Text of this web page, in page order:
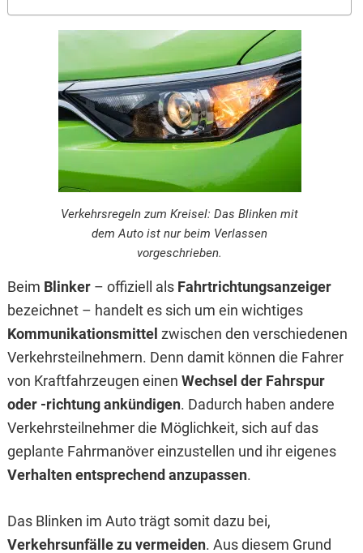
Verkehrsregeln zum Kreisel: Das Blinken mit
dem Auto ist nur beim Verlassen
vorgeschrieben.
Beim Blinker– offiziell als Fahrtrichtungsanzeiger
bezeichnet – handelt es sich um ein wichtiges
Kommunikationsmittel zwischen den verschiedenen
Verkehrsteilnehmern. Denn damit können die Fahrer
von Kraftfahrzeugen einen Wechsel der Fahrspur
oder -richtung ankündigen. Dadurch haben andere
Verkehrsteilnehmer die Möglichkeit, sich auf das
geplante Fahrmanöver einzustellen und ihr eigenes
Verhalten entsprechend anzupassen.
Das Blinken im Auto trägt somit dazu bei,
Verkehrsunfälle zu vermeiden. Aus diesem Grund